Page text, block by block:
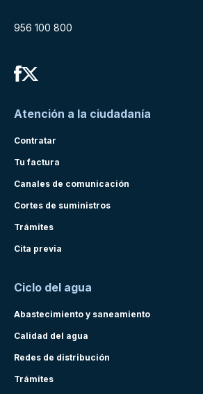
956 100 800
Atención a la ciudadanía
Contratar
Tu factura
Canales de comunicación
Cortes de suministros
Trámites
Cita previa
Ciclo del agua
Abastecimiento y saneamiento
Calidad del agua
Redes de distribución
Trámites